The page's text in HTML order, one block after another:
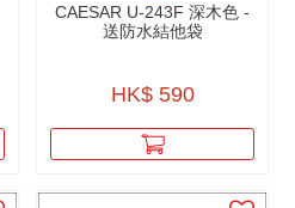
CAESAR U-243F 深木色 -
送防水結他袋
HK$ 590